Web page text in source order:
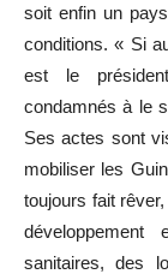
soit enfin un
conditions. « Si
est le
condamnés à le
Ses actes sont
mobiliser les
toujours fait
sanitaires, des